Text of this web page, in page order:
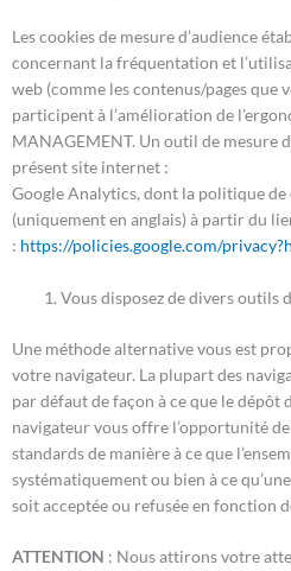
Les cookies de mesure d’audience
concernant la fréquentation et
web (comme les contenus/pages que
participent à l’amélioration de
MANAGEMENT. Un outil de mesure
présent site internet :
Google Analytics, dont la politique
(uniquement en anglais) à partir du
: https://policies.google.com/
Vous disposez de divers outils
Une méthode alternative vous est
votre navigateur. La plupart des
par défaut de façon à ce que le dépôt
navigateur vous offre l’opportunité
standards de manière à ce que
systématiquement ou bien à ce
soit acceptée ou refusée en fonction
ATTENTION : Nous attirons votre